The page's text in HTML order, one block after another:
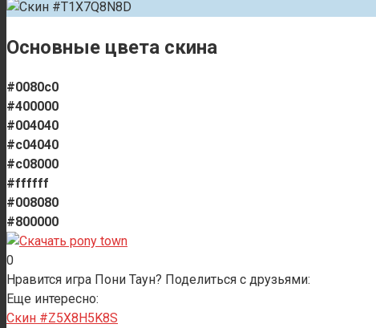
Основные цвета скина
#0080c0
#400000
#004040
#c04040
#c08000
#ffffff
#008080
#800000
0
Нравится игра Пони Таун? Поделиться с друзьями:
Еще интересно:
Скин #Z5X8H5K8S